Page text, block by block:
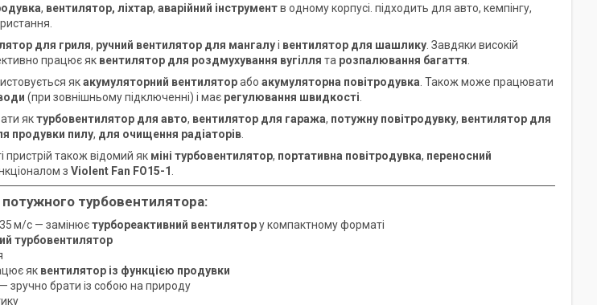
, вентилятор, ліхтар, аварійний інструментв одному корпусі. підходить для авто, кемпінгу,
для гриля, ручний вентилятор для мангалуі вентилятор для шашлику . Завдяки високій
працює як вентилятор для роздмухування вугілля та розпалювання багаття
якакумуляторний вентиляторабо акумуляторна повітродувка . Також може працювати
(при зовнішньому підключенні) і має регулювання швидкості
яктурбовентилятор для авто, вентилятор для гаража, потужну повітродувку, вентилятор для
продувки пилу, для очищення радіаторів
пристрій також відомий як міні турбовентилятор, портативна повітродувка, переносний
з Violent Fan FO15-1
потужного турбовентилятора:
м/с — замінюєтурбореактивний вентилятору компактному форматі
турбовентилятор
як вентилятор із функцією продувки
— зручно брати із собою на природу